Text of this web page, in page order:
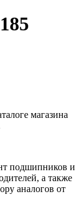
магазина
подшипников и
а также
аналогов от